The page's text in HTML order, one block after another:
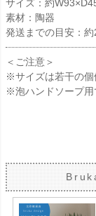
サイズ：約
素材：陶器
発送までの目安：
＜ご注意＞
※サイズは若干の個
※泡ハンドソープ用